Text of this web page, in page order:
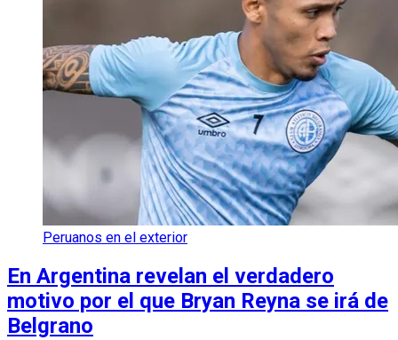
Peruanos en el exterior
En Argentina revelan el verdadero
motivo por el que Bryan Reyna se irá de
Belgrano